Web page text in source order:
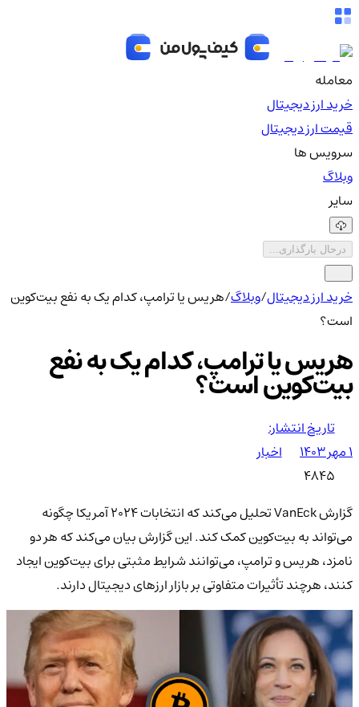
معامله
خرید ارز دیجیتال
قیمت ارز دیجیتال
سرویس ها
وبلاگ
سایر
درحال بارگذاری...
خرید ارز دیجیتال/وبلاگ/هریس یا ترامپ، کدام یک به نفع بیت‌کوین
است؟
هریس یا ترامپ، کدام یک به نفع
بیت‌کوین است؟
تاریخ انتشار:
اخبار
4845
گزارش VanEck تحلیل می‌کند که انتخابات 2024 آمریکا چگونه
می‌تواند به بیت‌کوین کمک کند. این گزارش بیان می‌کند که هر دو
نامزد، هریس و ترامپ، می‌توانند شرایط مثبتی برای بیت‌کوین ایجاد
کنند، هرچند تأثیرات متفاوتی بر بازار ارزهای دیجیتال دارند.